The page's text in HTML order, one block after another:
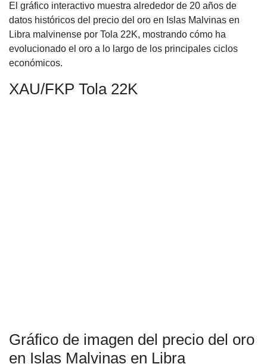
El gráfico interactivo muestra alrededor de 20 años de
datos históricos del precio del oro en Islas Malvinas en
Libra malvinense por Tola 22K, mostrando cómo ha
evolucionado el oro a lo largo de los principales ciclos
económicos.
XAU/FKP Tola 22K
Gráfico de imagen del precio del oro
en Islas Malvinas en Libra